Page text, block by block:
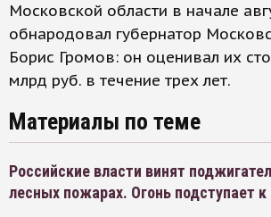
Московской области в начале
обнародовал губернатор
Борис Громов: он оценивал их
млрд руб. в течение трех лет.
Материалы по теме
Российские власти винят
лесных пожарах. Огонь подступает